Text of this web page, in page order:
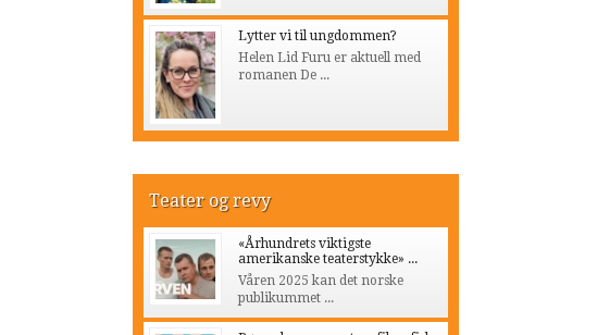
Lytter vi til ungdommen?
Helen Lid Furu er aktuell med
romanen De ...
Teater og revy
«Århundrets viktigste
amerikanske teaterstykke» ...
Våren 2025 kan det norske
publikummet ...